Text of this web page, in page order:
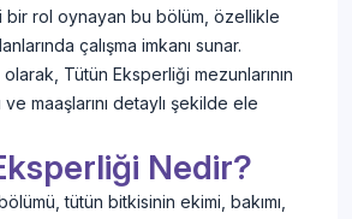
bir rol oynayan bu bölüm, özellikle
çalışma imkanı sunar.
Tütün Eksperliği mezunlarının
ve maaşlarını detaylı şekilde ele
Nedir?
tütün bitkisinin ekimi, bakımı,